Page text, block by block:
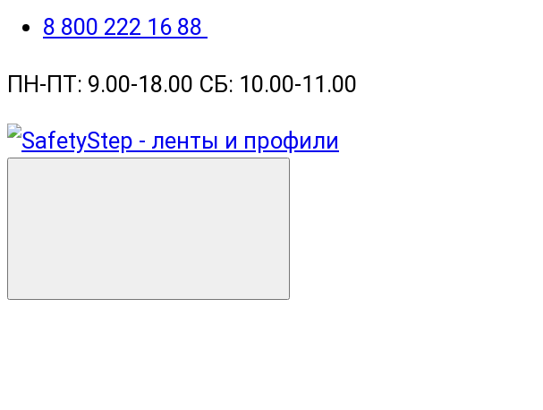
8 800 222 16 88
ПН-ПТ: 9.00-18.00 СБ: 10.00-11.00